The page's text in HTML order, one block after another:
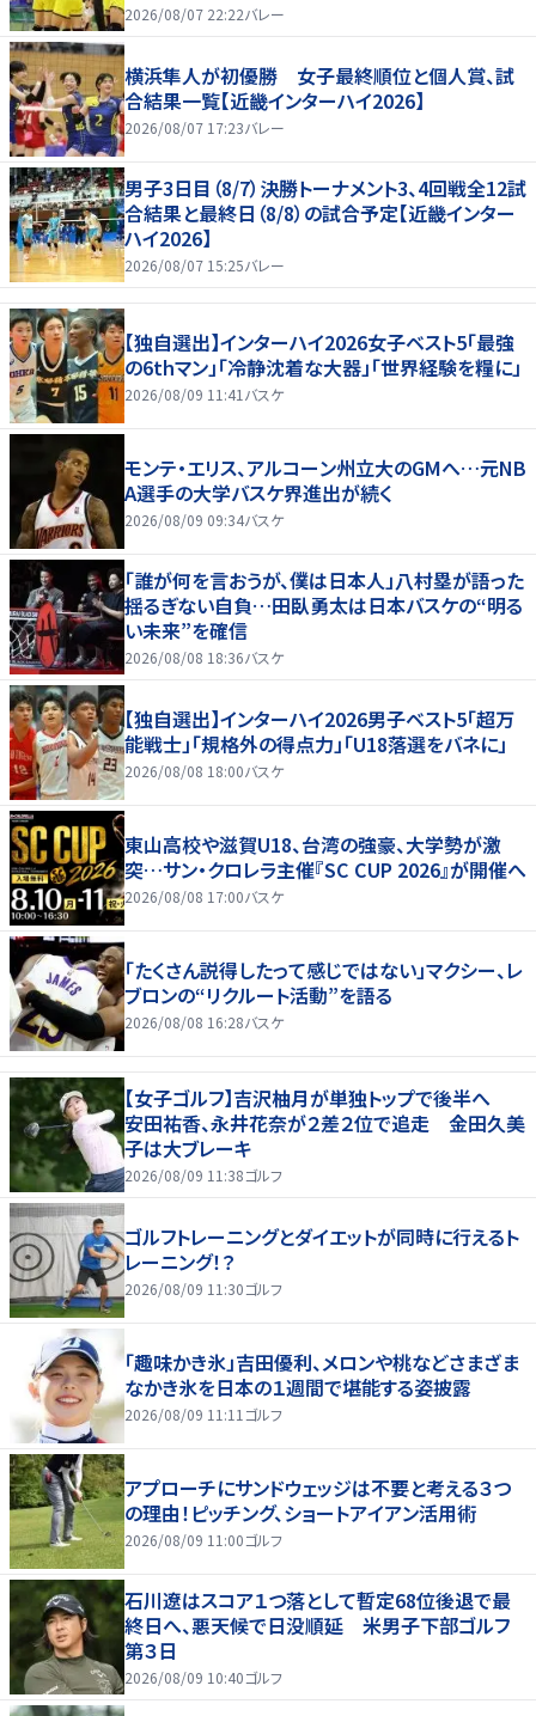
2026/08/07 22:22バレー
横浜隼人が初優勝 女子最終順位と個人賞、試
合結果一覧【近畿インターハイ2026】
2026/08/07 17:23バレー
男子3日目（8/7）決勝トーナメント3、4回戦全12試
合結果と最終日（8/8）の試合予定【近畿インター
ハイ2026】
2026/08/07 15:25バレー
【独自選出】インターハイ2026女子ベスト5「最強
の6thマン」「冷静沈着な大器」「世界経験を糧に」
2026/08/09 11:41 バスケ
モンテ・エリス、アルコーン州立大のGMへ…元NB
A選手の大学バスケ界進出が続く
2026/08/09 09:34バスケ
「誰が何を言おうが、僕は日本人」八村塁が語った
揺るぎない自負…田臥勇太は日本バスケの“明る
い未来”を確信
2026/08/08 18:36バスケ
【独自選出】インターハイ2026男子ベスト5「超万
能戦士」「規格外の得点力」「U18落選をバネに」
2026/08/08 18:00バスケ
東山高校や滋賀U18、台湾の強豪、大学勢が激
突…サン・クロレラ主催『SC CUP 2026』が開催へ
2026/08/08 17:00バスケ
「たくさん説得したって感じではない」マクシー、レ
ブロンの“リクルート活動”を語る
2026/08/08 16:28バスケ
【女子ゴルフ】吉沢柚月が単独トップで後半へ
安田祐香、永井花奈が２差２位で追走 金田久美
子は大ブレーキ
2026/08/09 11:38ゴルフ
ゴルフトレーニングとダイエットが同時に行えるト
レーニング！？
2026/08/09 11:30ゴルフ
「趣味かき氷」吉田優利、メロンや桃などさまざま
なかき氷を日本の１週間で堪能する姿披露
2026/08/09 11:11 ゴルフ
アプローチにサンドウェッジは不要と考える３つ
の理由！ピッチング、ショートアイアン活用術
2026/08/09 11:00ゴルフ
石川遼はスコア１つ落として暫定68位後退で最
終日へ、悪天候で日没順延 米男子下部ゴルフ
第３日
2026/08/09 10:40ゴルフ